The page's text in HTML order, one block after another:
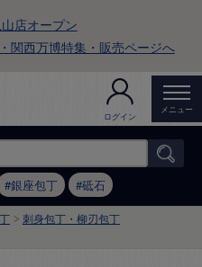
店オープン
関西万博特集・販売ページへ
ログイン
メニュー
銀座包丁 砥石
刺身包丁・柳刃包丁